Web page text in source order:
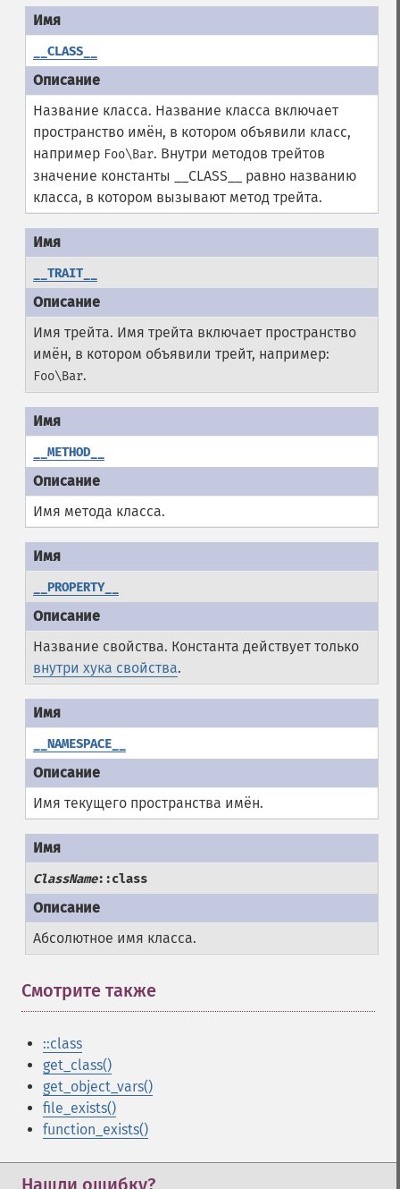
__CLASS__
Название класса. Название класса включает
пространство имён, в котором объявили класс,
например Foo\Bar. Внутри методов трейтов
значение константы __CLASS__ равно названию
класса, в котором вызывают метод трейта.
__TRAIT__
Имя трейта. Имя трейта включает пространство
имён, в котором объявили трейт, например:
Foo\Bar.
__METHOD__
Имя метода класса.
__PROPERTY__
Название свойства. Константа действует только
внутри хука свойства.
__NAMESPACE__
Имя текущего пространства имён.
ClassName::class
Абсолютное имя класса.
Смотрите также
::class
get_class()
get_object_vars()
file_exists()
function_exists()
Нашли ошибку?